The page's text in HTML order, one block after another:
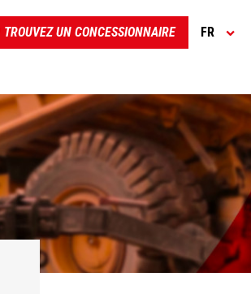
TROUVEZ UN CONCESSIONNAIRE FR